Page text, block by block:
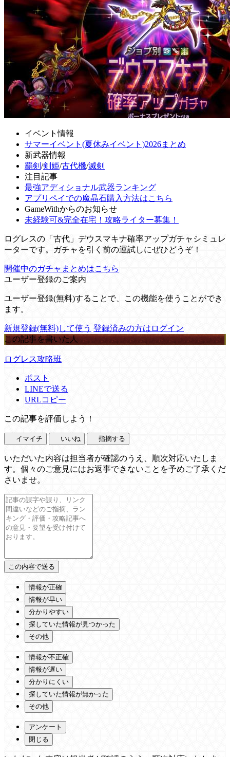
イベント情報
サマーイベント(夏休みイベント)2026まとめ
新武器情報
覇剣 /剣姫/古代機/滅剣
注目記事
最強アディショナル武器ランキング
アプリペイでの魔晶石購入方法はこちら
GameWithからのお知らせ
未経験可&完全在宅！攻略ライター募集！
ログレスの「古代」デウスマキナ確率アップガチャシミュレ
ーターです。ガチャを引く前の運試しにぜひどうぞ！
開催中のガチャまとめはこちら
ユーザー登録のご案内
ユーザー登録(無料)することで、この機能を使うことができ
ます。
新規登録(無料)して使う 登録済みの方はログイン
この記事を書いた人
ログレス攻略班
ポスト
LINEで送る
URLコピー
この記事を評価しよう！
イマイチ いいね 指摘する
いただいた内容は担当者が確認のうえ、順次対応いたしま
す。個々のご意見にはお返事できないことを予めご了承くだ
さいませ。
情報が正確
情報が早い
分かりやすい
探していた情報が見つかった
その他
情報が不正確
情報が遅い
分かりにくい
探していた情報が無かった
その他
アンケート
閉じる